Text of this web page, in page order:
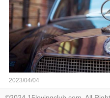
2023/04/04